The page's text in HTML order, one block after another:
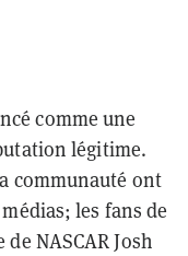
comme une
légitime.
communauté ont
les fans de
NASCAR Josh